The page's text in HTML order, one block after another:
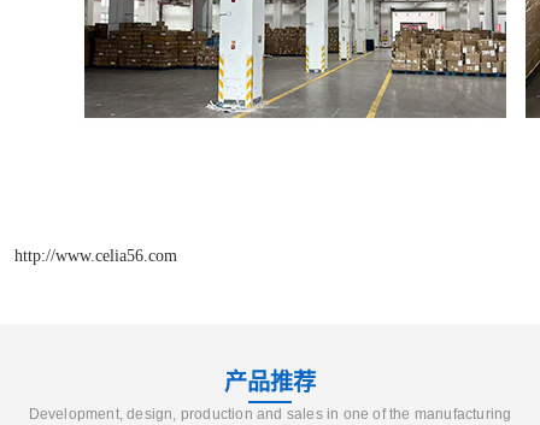
http://www.celia56.com
产品推荐
Development, design, production and sales in one of the manufacturing